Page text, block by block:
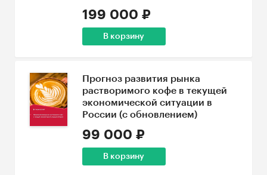
199 000 ₽
В корзину
Прогноз развития рынка
растворимого кофе в текущей
экономической ситуации в
России (с обновлением)
99 000 ₽
В корзину